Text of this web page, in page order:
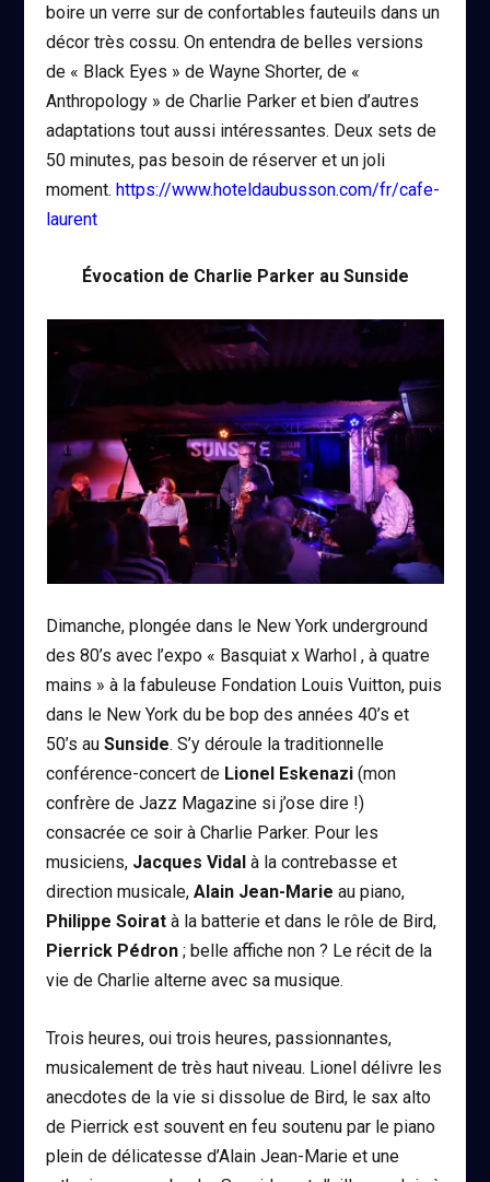
boire un verre sur de confortables fauteuils dans un
décor très cossu. On entendra de belles versions
de « Black Eyes » de Wayne Shorter, de «
Anthropology » de Charlie Parker et bien d’autres
adaptations tout aussi intéressantes. Deux sets de
50 minutes, pas besoin de réserver et un joli
moment.https://www.hoteldaubusson.com/fr/cafe-
laurent
Évocation de Charlie Parker au Sunside
Dimanche, plongée dans le New York underground
des 80’s avec l’expo « Basquiat x Warhol , à quatre
mains » à la fabuleuse Fondation Louis Vuitton, puis
dans le New York du be bop des années 40’s et
50’s au Sunside. S’y déroule la traditionnelle
conférence-concert de Lionel Eskenazi (mon
confrère de Jazz Magazine si j’ose dire !)
consacrée ce soir à Charlie Parker. Pour les
musiciens, Jacques Vidal à la contrebasse et
direction musicale,Alain Jean-Marie au piano,
Philippe Soirat à la batterie et dans le rôle de Bird,
Pierrick Pédron ; belle affiche non ? Le récit de la
vie de Charlie alterne avec sa musique.
Trois heures, oui trois heures, passionnantes,
musicalement de très haut niveau. Lionel délivre les
anecdotes de la vie si dissolue de Bird, le sax alto
de Pierrick est souvent en feu soutenu par le piano
plein de délicatesse d’Alain Jean-Marie et une